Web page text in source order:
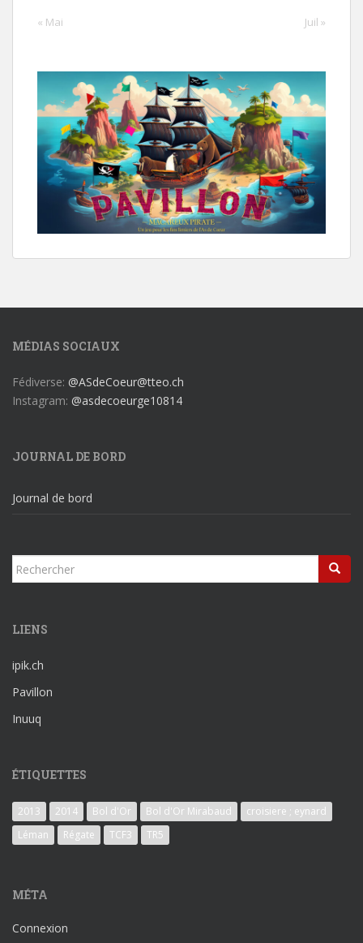
« Mai Juil »
MÉDIAS SOCIAUX
Fédiverse: @ASdeCoeur@tteo.ch
Instagram: @asdecoeurge10814
JOURNAL DE BORD
Journal de bord
Rechercher...
LIENS
ipik.ch
Pavillon
Inuuq
ÉTIQUETTES
2013 2014 Bol d'Or Bol d'Or Mirabaud
croisiere ; eynard
Léman
Régate TCF3 TR5
MÉTA
Connexion